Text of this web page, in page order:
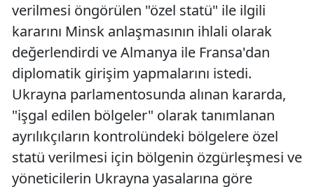
verilmesi öngörülen "özel statü" ile ilgili
kararını Minsk anlaşmasının ihlali olarak
değerlendirdi ve Almanya ile Fransa'dan
diplomatik girişim yapmalarını istedi.
Ukrayna parlamentosunda alınan kararda,
"işgal edilen bölgeler" olarak tanımlanan
ayrılıkçıların kontrolündeki bölgelere özel
statü verilmesi için bölgenin özgürleşmesi ve
yöneticilerin Ukrayna yasalarına göre